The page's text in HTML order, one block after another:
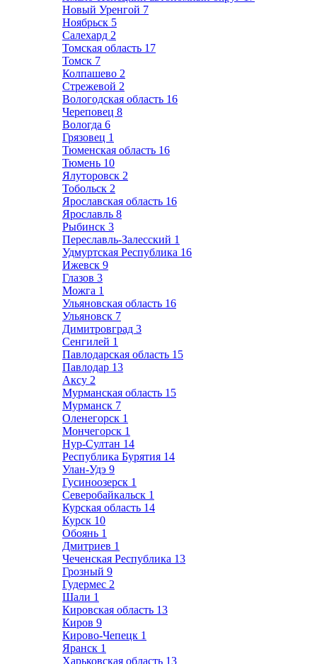
Новый Уренгой 7
Ноябрьск 5
Салехард 2
Томская область 17
Томск 7
Колпашево 2
Стрежевой 2
Вологодская область 16
Череповец 8
Вологда 6
Грязовец 1
Тюменская область 16
Тюмень 10
Ялуторовск 2
Тобольск 2
Ярославская область 16
Ярославль 8
Рыбинск 3
Переславль-Залесский 1
Удмуртская Республика 16
Ижевск 9
Глазов 3
Можга 1
Ульяновская область 16
Ульяновск 7
Димитровград 3
Сенгилей 1
Павлодарская область 15
Павлодар 13
Аксу 2
Мурманская область 15
Мурманск 7
Оленегорск 1
Мончегорск 1
Нур-Султан 14
Республика Бурятия 14
Улан-Удэ 9
Гусиноозерск 1
Северобайкальск 1
Курская область 14
Курск 10
Обоянь 1
Дмитриев 1
Чеченская Республика 13
Грозный 9
Гудермес 2
Шали 1
Кировская область 13
Киров 9
Кирово-Чепецк 1
Яранск 1
Харьковская область 13